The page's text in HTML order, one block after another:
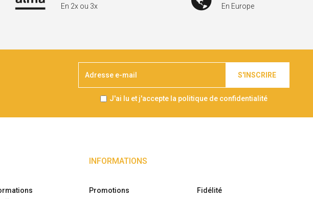
En 2x ou 3x
En Europe
S'INSCRIRE
J'ai lu et j'accepte la politique de confidentialité
INFORMATIONS
Promotions Fidélité